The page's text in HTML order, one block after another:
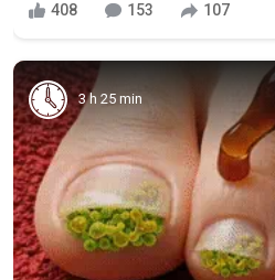
408 153 107
3 h 25 min